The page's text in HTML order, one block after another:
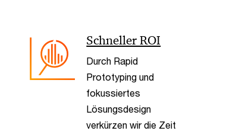
Schneller ROI
Durch Rapid
Prototyping und
fokussiertes
Lösungsdesign
verkürzen wir die Zeit